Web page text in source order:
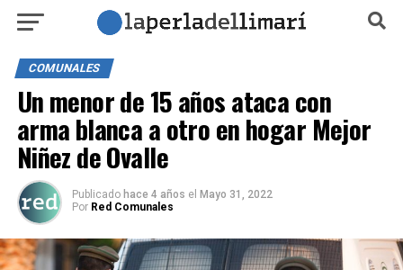
COMUNALES
Un menor de 15 años ataca con
arma blanca a otro en hogar Mejor
Niñez de Ovalle
Publicado hace 4 años el Mayo 31, 2022
Por Red Comunales